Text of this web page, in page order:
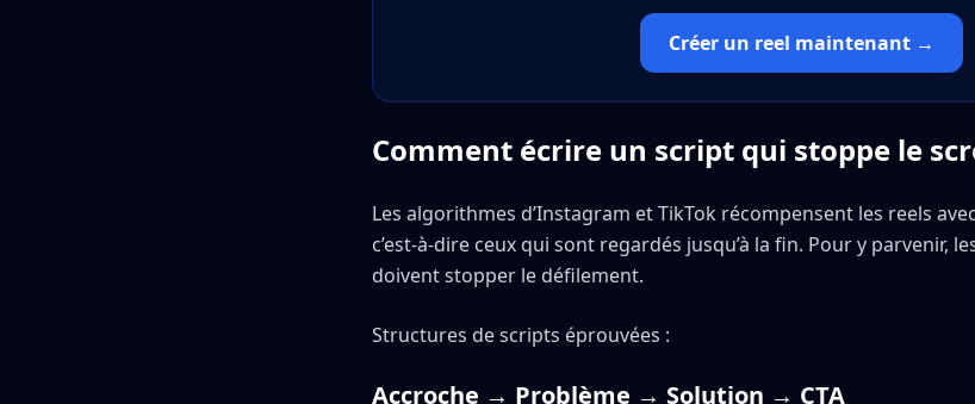
Créer un reel maintenant →
Comment écrire un script qui stoppe le
Les algorithmes d’Instagram et TikTok récompensent les reels
c’est-à-dire ceux qui sont regardés jusqu’à la fin. Pour y parvenir,
doivent stopper le défilement.
Structures de scripts éprouvées :
Accroche → Problème → Solution → CTA